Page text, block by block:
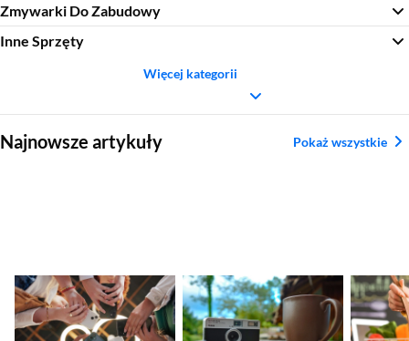
Zmywarki Do Zabudowy
Inne Sprzęty
Więcej kategorii
Najnowsze artykuły Pokaż wszystkie
Nadchodzące
premiery smartfonów
– kalendarz nowości
Ranking aparatów
kompaktowych.
Najlepsze modele
2026